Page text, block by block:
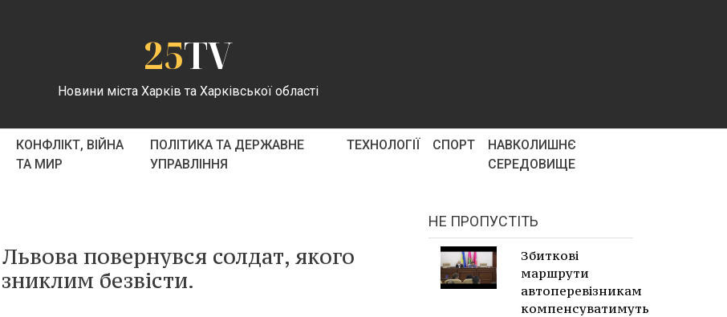
25TV
Новини міста Харків та Харківської області
КОНФЛІКТ, ВІЙНА
ТА МИР
ПОЛІТИКА ТА ДЕРЖАВНЕ
УПРАВЛІННЯ
ТЕХНОЛОГІЇ СПОРТ
НАВКОЛИШНЄ
СЕРЕДОВИЩЕ
повернувся солдат, якого
безвісти.
НЕ ПРОПУСТІТЬ
Збиткові
маршрути
автоперевізникам
компенсуватимуть